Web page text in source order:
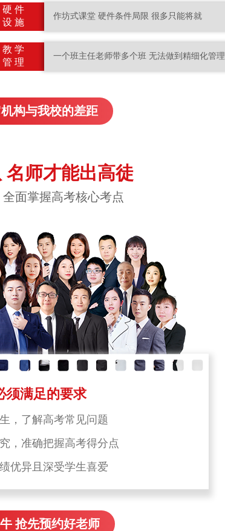
硬 件
设 施
教 学
管 理
作坊式课堂 硬件条件局限 很多只能将就
一个班主任老师带多个班 无法做到精细化管理
构与我校的差距
名师才能出高徒
面掌握高考核心考点
须满足的要求
，了解高考常见问题
，准确把握高考得分点
优异且深受学生喜爱
抢先预约好老师